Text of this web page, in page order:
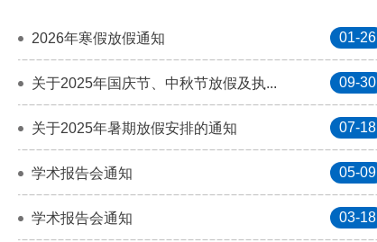
01-26
2026年寒假放假通知
09-30
关于2025年国庆节、中秋节放假及执...
07-18
关于2025年暑期放假安排的通知
05-09
学术报告会通知
03-18
学术报告会通知